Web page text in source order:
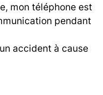
mon téléphone est
pendant
accident à cause